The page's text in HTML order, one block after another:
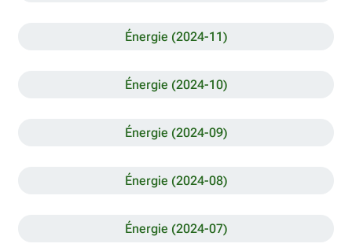
Énergie (2024-11)
Énergie (2024-10)
Énergie (2024-09)
Énergie (2024-08)
Énergie (2024-07)